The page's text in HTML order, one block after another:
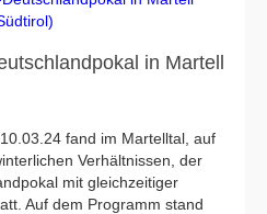
in Martell
fand im Martelltal, auf
Verhältnissen, der
mit gleichzeitiger
Auf dem Programm stand